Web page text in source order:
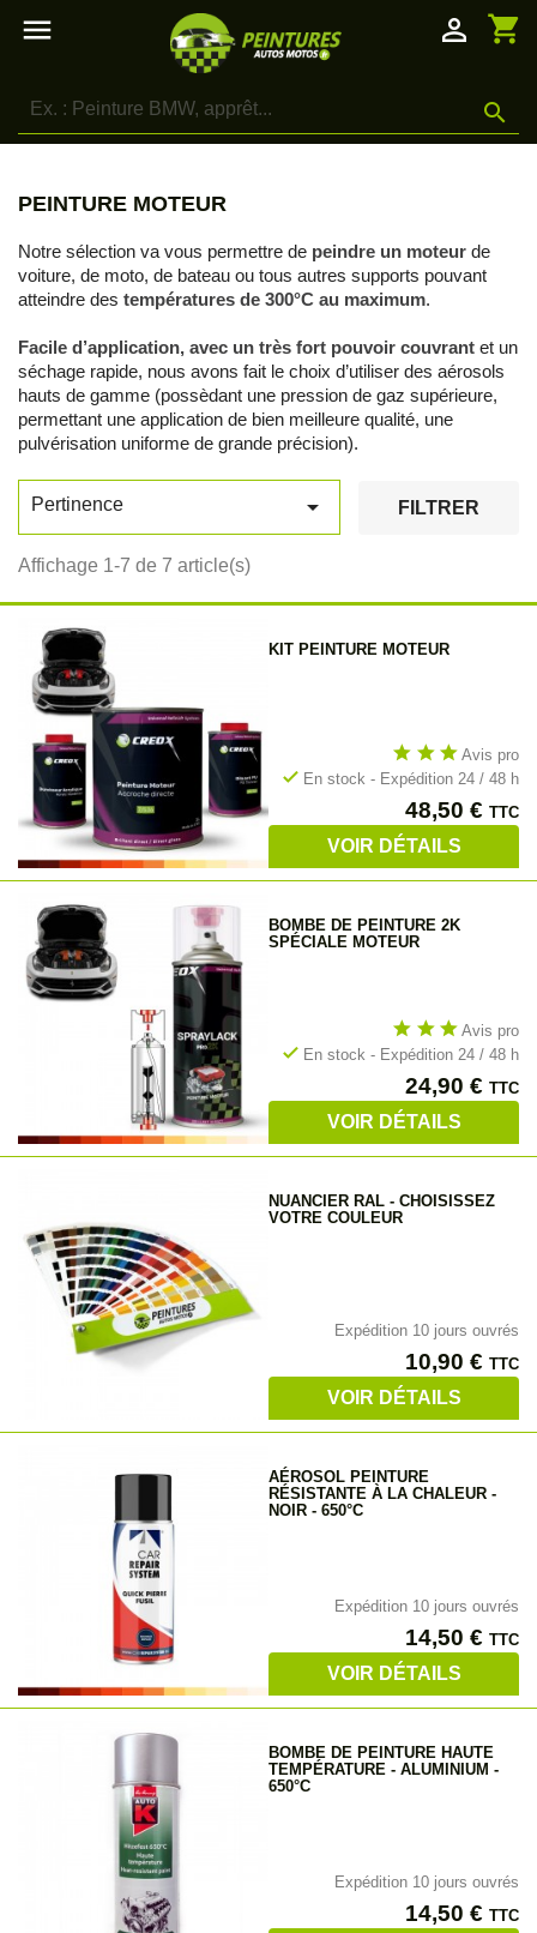
 shopping_cart
person_outline

PEINTURE MOTEUR
Notre sélection va vous permettre de peindre un moteur de
voiture, de moto, de bateau ou tous autres supports pouvant
atteindre des températures de 300°C au maximum.
Facile d’application, avec un très fort pouvoir couvrant et un
séchage rapide, nous avons fait le choix d’utiliser des aérosols
hauts de gamme (possèdant une pression de gaz supérieure,
permettant une application de bien meilleure qualité, une
pulvérisation uniforme de grande précision).
Pertinence  FILTRER
Affichage 1-7 de 7 article(s)
KIT PEINTURE MOTEUR
star star star Avis pro
check En stock - Expédition 24 / 48 h
Prix
48,50 € TTC
VOIR DÉTAILS
BOMBE DE PEINTURE 2K
SPÉCIALE MOTEUR
star star star Avis pro
check En stock - Expédition 24 / 48 h
Prix
24,90 € TTC
VOIR DÉTAILS
NUANCIER RAL - CHOISISSEZ
VOTRE COULEUR
Expédition 10 jours ouvrés
Prix
10,90 € TTC
VOIR DÉTAILS
AÉROSOL PEINTURE
RÉSISTANTE À LA CHALEUR -
NOIR - 650°C
Expédition 10 jours ouvrés
Prix
14,50 € TTC
VOIR DÉTAILS
BOMBE DE PEINTURE HAUTE
TEMPÉRATURE - ALUMINIUM -
650°C
Expédition 10 jours ouvrés
Prix
14,50 € TTC